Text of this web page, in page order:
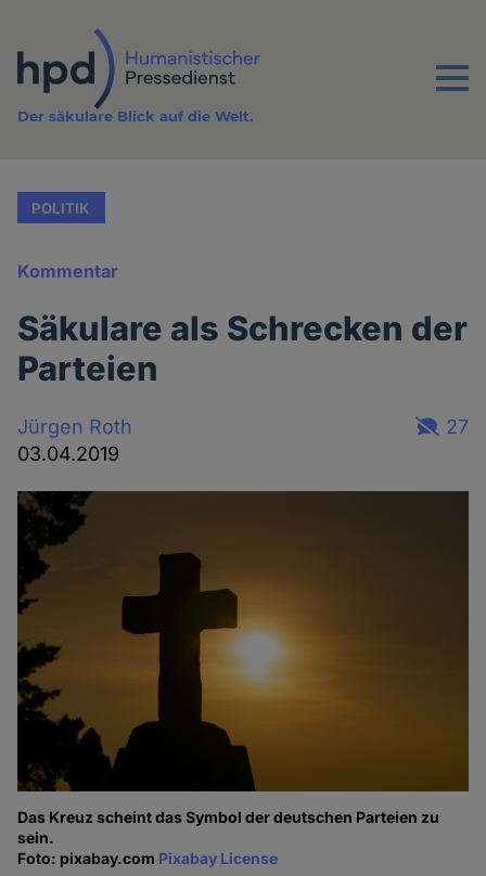
Inhalt
Menu
Der säkulare Blick auf die Welt.
POLITIK
Kommentar
Säkulare als Schrecken der
Parteien
Jürgen Roth
03.04.2019
27
Das Kreuz scheint das Symbol der deutschen Parteien zu
sein.
Foto: pixabay.com Pixabay License